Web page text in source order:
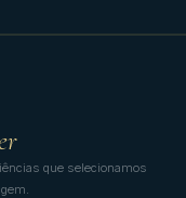
que selecionamos